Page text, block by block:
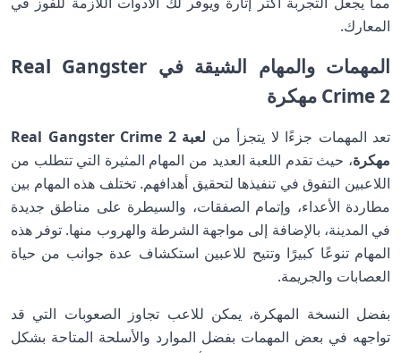
المعارك.
المهمات والمهام الشيقة في Real Gangster
Crime 2 مهكرة
تعد المهمات جزءًا لا يتجزأ من
لعبة Real Gangster Crime 2
مهكرة، حيث تقدم اللعبة العديد من المهام المثيرة التي تتطلب من
اللاعبين التفوق في تنفيذها لتحقيق أهدافهم. تختلف هذه المهام بين
مطاردة الأعداء، وإتمام الصفقات، والسيطرة على مناطق جديدة
في المدينة، بالإضافة إلى مواجهة الشرطة والهروب منها. توفر هذه
المهام تنوعًا كبيرًا وتتيح للاعبين استكشاف عدة جوانب من حياة
العصابات والجريمة.
بفضل النسخة المهكرة، يمكن للاعب تجاوز الصعوبات التي قد
تواجهه في بعض المهمات بفضل الموارد والأسلحة المتاحة بشكل